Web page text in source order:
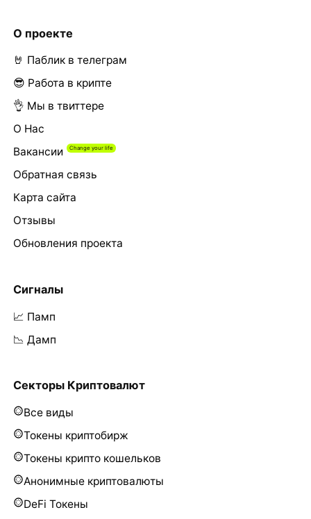
О проекте
🤘 Паблик в телеграм
😎 Работа в крипте
👌 Мы в твиттере
О Нас
Вакансии
Обратная связь
Карта сайта
Отзывы
Обновления проекта
Сигналы
📈 Памп
📉 Дамп
Секторы Криптовалют
Все виды
Токены криптобирж
Токены крипто кошельков
Анонимные криптовалюты
DeFi Токены